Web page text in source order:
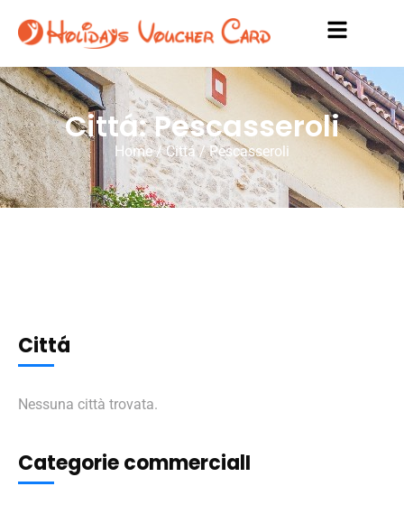
Cittá: Pescasseroli
Home/ Cittá / Pescasseroli
Cittá
Nessuna città trovata.
Categorie commercialI